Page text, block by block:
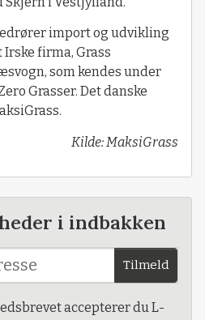
import og udvikling
firma, Grass
som kendes under
Grasser. Det danske
Kilde: MaksiGrass
i indbakken
Tilmeld
accepterer du L-